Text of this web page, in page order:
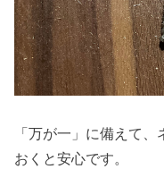
「万が一」に備えて
おくと安心です。